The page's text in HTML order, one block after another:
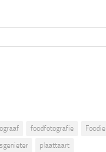
foodfotografie
Foodie
plaattaart